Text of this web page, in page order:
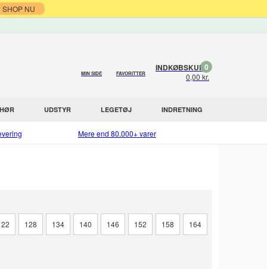
SHOP NU
MIN SIDE FAVORITTER
INDKØBSKURV
0,00 kr.
0
UDSTYR LEGETØJ INDRETNING
Mere end 80.000+ varer
128 134 140 146 152 158 164